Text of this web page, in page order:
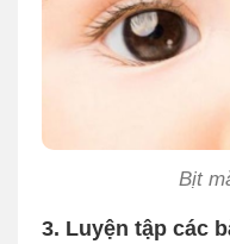
Bịt
3. Luyện tập các